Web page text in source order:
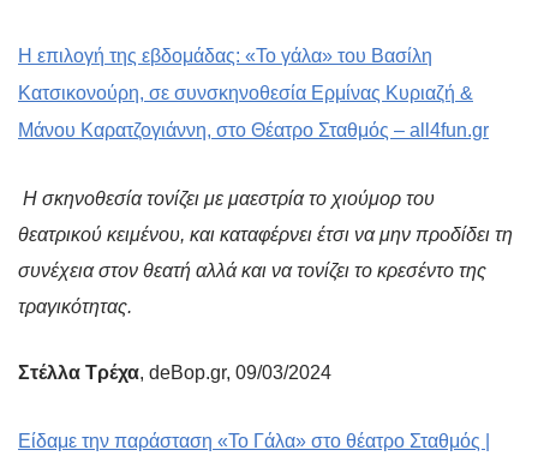
Η επιλογή της εβδομάδας: «Το γάλα» του Βασίλη
Κατσικονούρη, σε συνσκηνοθεσία Ερμίνας Κυριαζή &
Μάνου Καρατζογιάννη, στο Θέατρο Σταθμός – all4fun.gr
Η σκηνοθεσία τονίζει με μαεστρία το χιούμορ του
θεατρικού κειμένου, και καταφέρνει έτσι να μην προδίδει τη
συνέχεια στον θεατή αλλά και να τονίζει το κρεσέντο της
τραγικότητας.
Στέλλα Τρέχα, deBop.gr, 09/03/2024
Είδαμε την παράσταση «Το Γάλα» στο θέατρο Σταθμός |